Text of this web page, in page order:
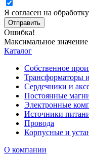
Я согласен на
Отправить
Ошибка!
Максимальное
Каталог
Собственное
Трансформаторы
Сердечники и
Постоянные
Электронные
Источники
Провода
Корпусные и
О компании